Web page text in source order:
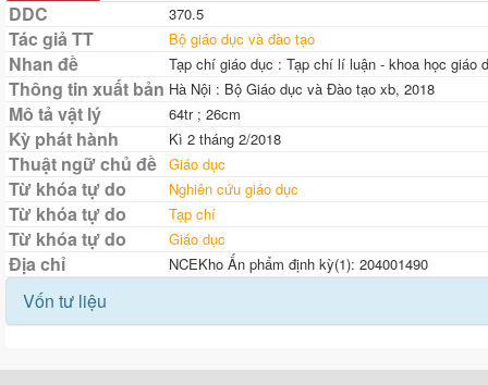
DDC 370.5
Tác giả TT Bộ giáo dục và đào tạo
Nhan đề Tạp chí giáo dục : Tạp chí lí luận - khoa học
Thông tin xuất bản Hà Nội : Bộ Giáo dục và Đào tạo xb, 2018
Mô tả vật lý 64tr ; 26cm
Kỳ phát hành Kì 2 tháng 2/2018
Thuật ngữ chủ đề Giáo dục
Từ khóa tự do Nghiên cứu giáo dục
Từ khóa tự do Tạp chí
Từ khóa tự do Giáo dục
Địa chỉ NCEKho Ấn phẩm định kỳ(1): 204001490
Vốn tư liệu